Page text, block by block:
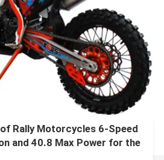
Rally Motorcycles 6-Speed
and 40.8 Max Power for the